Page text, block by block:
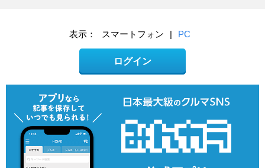
表示： スマートフォン | PC
ログイン